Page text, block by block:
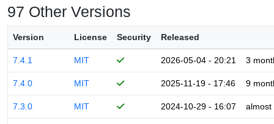
97 Other Versions
Version License Security Released
7.4.1 MIT 2026-05-04 - 20:21 3
7.4.0 MIT 2025-11-19 - 17:46 9
7.3.0 MIT 2024-10-29 - 16:07 almost